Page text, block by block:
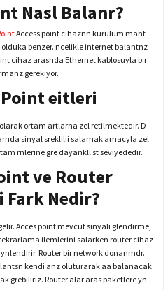
Nasl Balanr?
Access point cihaznn kurulum mant
olduka benzer. ncelikle internet balantnz
cihaz arasnda Ethernet kablosuyla bir
gerekiyor.
Point eitleri
ortam artlarna zel retilmektedir. D
sinyal sreklilii salamak amacyla zel
rnlerine gre dayankll st seviyededir.
ve Router
Fark Nedir?
Acces point mevcut sinyali glendirme,
ilemlerini salarken router cihaz
Router bir network donanmdr.
kendi anz oluturarak aa balanacak
grebiliriz. Router alar aras paketlere yn